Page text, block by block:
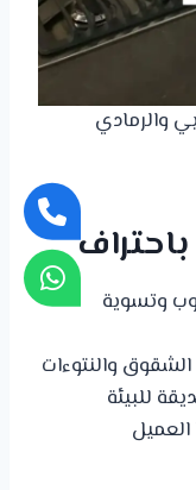
والرمادي
وتسوية
الشقوق والنتوءات
للبيئة